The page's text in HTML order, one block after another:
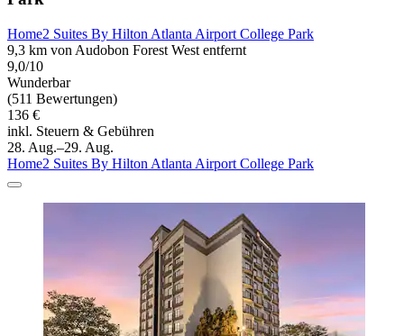
Home2 Suites By Hilton Atlanta Airport College Park
9,3 km von Audobon Forest West entfernt
9,0/10
Wunderbar
(511 Bewertungen)
136 €
inkl. Steuern & Gebühren
28. Aug.–29. Aug.
Home2 Suites By Hilton Atlanta Airport College Park